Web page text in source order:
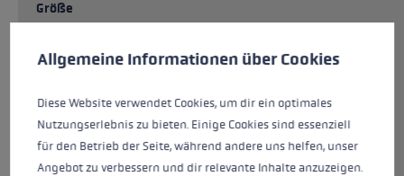
Größe
Cookie-Voreinstellungen
Allgemeine Informationen über Cookies
Diese Website verwendet Cookies, um dir ein optimales
Nutzungserlebnis zu bieten. Einige Cookies sind essenziell
für den Betrieb der Seite, während andere uns helfen, unser
Angebot zu verbessern und dir relevante Inhalte anzuzeigen.